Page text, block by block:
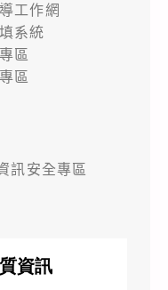
工作網
系統
區
區
訊安全專區